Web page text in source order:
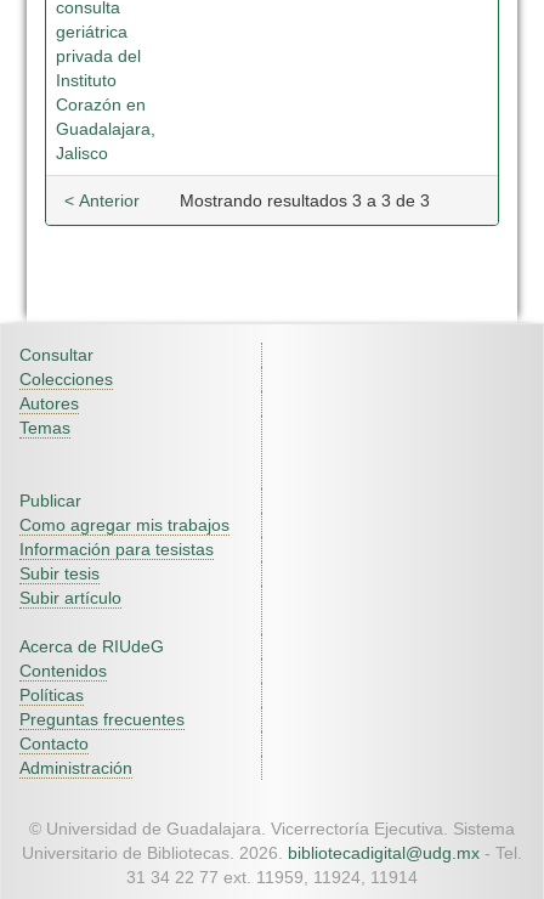
consulta
geriátrica
privada del
Instituto
Corazón en
Guadalajara,
Jalisco
Mostrando resultados 3 a 3 de 3
< Anterior
Consultar
Colecciones
Autores
Temas
Publicar
Como agregar mis trabajos
Información para tesistas
Subir tesis
Subir artículo
Acerca de RIUdeG
Contenidos
Políticas
Preguntas frecuentes
Contacto
Administración
© Universidad de Guadalajara. Vicerrectoría Ejecutiva. Sistema
Universitario de Bibliotecas. 2026. bibliotecadigital@udg.mx - Tel.
31 34 22 77 ext. 11959, 11924, 11914